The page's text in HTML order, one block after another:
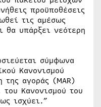
προϋποθέσεις
τις αμέσως
θα υπάρξει νεότερη
σύμφωνα
Κανονισμού
της αγοράς (MAR)
Κανονισμού του
ισχύει.”